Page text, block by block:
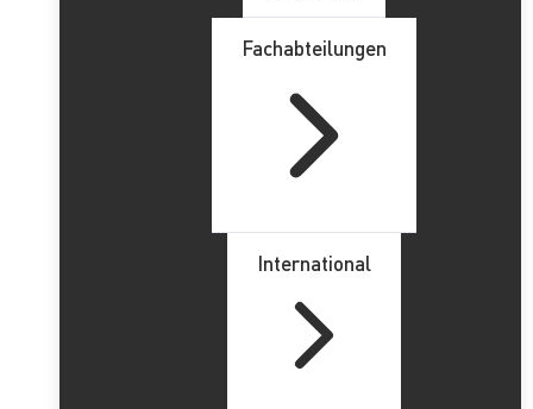
Fachabteilungen
International